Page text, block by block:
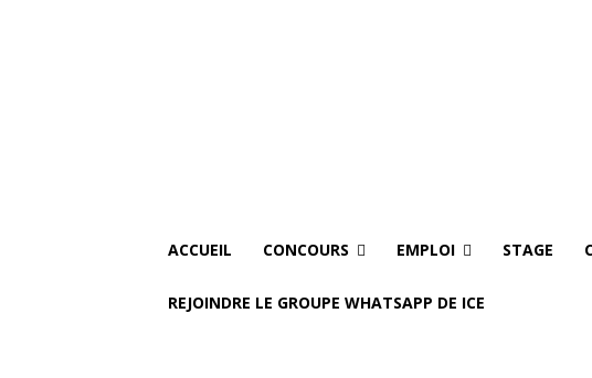
ACCUEIL CONCOURS EMPLOI STAGE
REJOINDRE LE GROUPE WHATSAPP DE ICE